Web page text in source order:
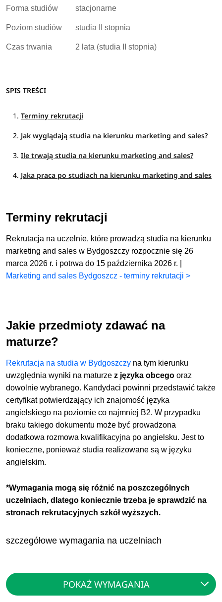
Forma studiów stacjonarne
Poziom studiów studia II stopnia
Czas trwania 2 lata (studia II stopnia)
SPIS TREŚCI
Terminy rekrutacji
Jak wyglądają studia na kierunku marketing and sales?
Ile trwają studia na kierunku marketing and sales?
Jaka praca po studiach na kierunku marketing and sales
Terminy rekrutacji
Rekrutacja na uczelnie, które prowadzą studia na kierunku
marketing and sales w Bydgoszczy rozpocznie się 26
marca 2026 r. i potrwa do 15 października 2026 r. |
Marketing and sales Bydgoszcz - terminy rekrutacji >
Jakie przedmioty zdawać na
maturze?
Rekrutacja na studia w Bydgoszczy na tym kierunku
uwzględnia wyniki na maturzez języka obcegooraz
dowolnie wybranego. Kandydaci powinni przedstawić także
certyfikat potwierdzający ich znajomość języka
angielskiego na poziomie co najmniej B2. W przypadku
braku takiego dokumentu może być prowadzona
dodatkowa rozmowa kwalifikacyjna po angielsku. Jest to
konieczne, ponieważ studia realizowane są w języku
angielskim.
*Wymagania mogą się różnić na poszczególnych
uczelniach, dlatego koniecznie trzeba je sprawdzić na
stronach rekrutacyjnych szkół wyższych.
szczegółowe wymagania na uczelniach
POKAŻ WYMAGANIA